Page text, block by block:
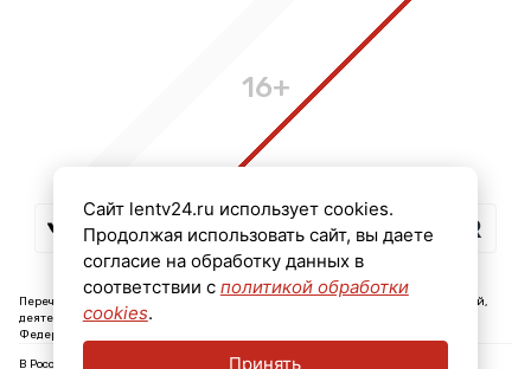
16+
Перечень иностранных и международных неправительственных организаций,
деятельность которых признана нежелательной на территории Российской
Федерации: ↓
В России признаны экстремистскими и запрещены организации: ↓
Сайт lentv24.ru использует cookies.
Продолжая использовать сайт, вы даете
согласие на обработку данных в
соответствии с политикой обработки
cookies.
Принять